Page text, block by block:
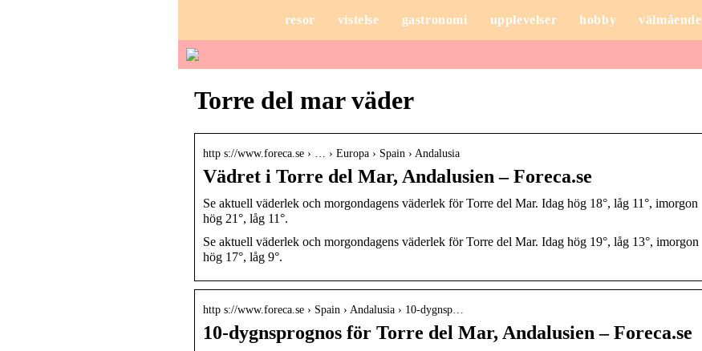
resor vistelse gastronomi upplevelser hobby välmående
Torre del mar väder
http s://www.foreca.se › … › Europa › Spain › Andalusia
Vädret i Torre del Mar, Andalusien – Foreca.se
Se aktuell väderlek och morgondagens väderlek för Torre del Mar. Idag hög 18°, låg 11°, imorgon
hög 21°, låg 11°.
Se aktuell väderlek och morgondagens väderlek för Torre del Mar. Idag hög 19°, låg 13°, imorgon
hög 17°, låg 9°.
http s://www.foreca.se › Spain › Andalusia › 10-dygnsp…
10-dygnsprognos för Torre del Mar, Andalusien – Foreca.se